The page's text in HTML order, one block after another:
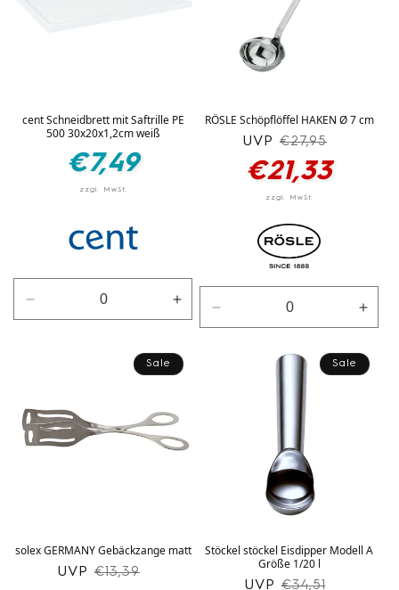
cent Schneidbrett mit Saftrille PE
500 30x20x1,2cm weiß
Normaler
Preis
€7,49
Verringere
die
Erhöhe
die
für
RÖSLE Schöpflöffel HAKEN Ø 7 cm
Normaler
Preis
UVP €27,95
Verkaufspreis
€21,33
Verringere
die
die
für
Sale
solex GERMANY Gebäckzange matt
Normaler
UVP €13,39
Verkaufspreis
Sale
Stöckel stöckel Eisdipper Modell A
Größe 1/20 l
Normaler
UVP €34,51
Verkaufspreis